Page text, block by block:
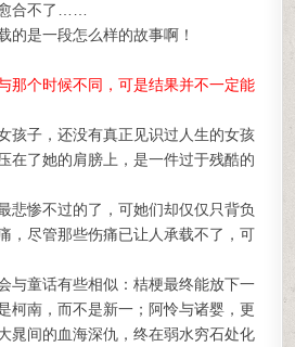
合不了……
的是一段怎么样的故事啊！
那个时候不同，可是结果并不一定能
孩子，还没有真正见识过人生的女孩
在了她的肩膀上，是一件过于残酷的
悲惨不过的了，可她们却仅仅只背负
，尽管那些伤痛已让人承载不了，可
与童话有些相似：桔梗最终能放下一
柯南，而不是新一；阿怜与诸婴，更
晁间的血海深仇，终在弱水穷石处化